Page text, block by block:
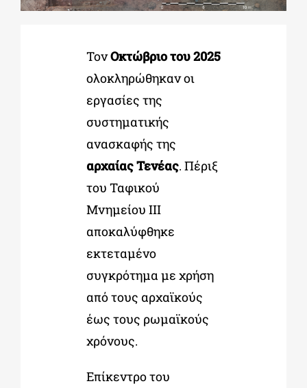
ΕΚΠΑΙΔΕΥΤΙΚΑ ΙΔΡΥΜΑΤΑ
ΤονΟκτώβριο του 2025
ολοκληρώθηκαν οι
εργασίες της
συστηματικής
ανασκαφής της
αρχαίας Τενέας. Πέριξ
του Ταφικού
Μνημείου ΙΙΙ
αποκαλύφθηκε
εκτεταμένο
συγκρότημα με χρήση
από τους αρχαϊκούς
έως τους ρωμαϊκούς
χρόνους.
Επίκεντρο του